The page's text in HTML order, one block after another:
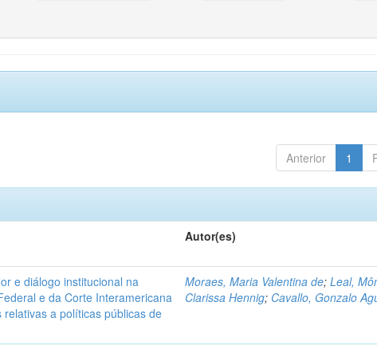
Anterior 1
Autor(es)
e diálogo institucional na
e da Corte Interamericana
a políticas públicas de
Moraes, Maria Valentina de;Leal,
Clarissa Hennig; Cavallo, Gonzalo